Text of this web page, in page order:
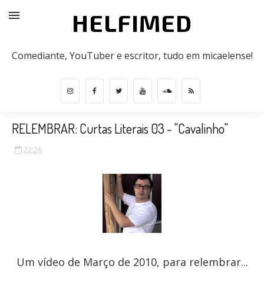
HELFIMED
Comediante, YouTuber e escritor, tudo em micaelense!
RELEMBRAR: Curtas Literais 03 - "Cavalinho"
22:26
Um vídeo de Março de 2010, para relembrar...